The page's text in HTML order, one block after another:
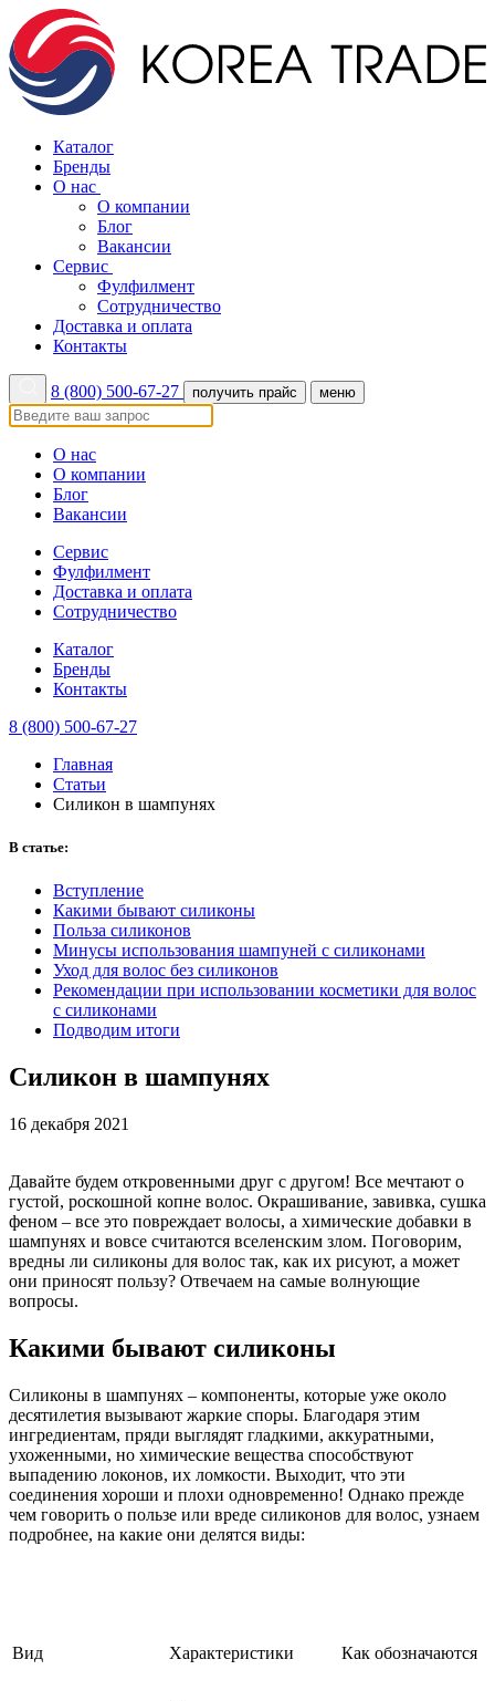
Каталог
Бренды
О нас
О компании
Блог
Вакансии
Сервис
Фулфилмент
Сотрудничество
Доставка и оплата
Контакты
8 (800) 500-67-27 получить прайс меню
О нас
О компании
Блог
Вакансии
Сервис
Фулфилмент
Доставка и оплата
Сотрудничество
Каталог
Бренды
Контакты
8 (800) 500-67-27
Главная
Статьи
Силикон в шампунях
В статье:
Вступление
Какими бывают силиконы
Польза силиконов
Минусы использования шампуней с силиконами
Уход для волос без силиконов
Рекомендации при использовании косметики для волос
с силиконами
Подводим итоги
Силикон в шампунях
16 декабря 2021
Давайте будем откровенными друг с другом! Все мечтают о
густой, роскошной копне волос. Окрашивание, завивка, сушка
феном – все это повреждает волосы, а химические добавки в
шампунях и вовсе считаются вселенским злом. Поговорим,
вредны ли силиконы для волос так, как их рисуют, а может
они приносят пользу? Отвечаем на самые волнующие
вопросы.
Какими бывают силиконы
Силиконы в шампунях – компоненты, которые уже около
десятилетия вызывают жаркие споры. Благодаря этим
ингредиентам, пряди выглядят гладкими, аккуратными,
ухоженными, но химические вещества способствуют
выпадению локонов, их ломкости. Выходит, что эти
соединения хороши и плохи одновременно! Однако прежде
чем говорить о пользе или вреде силиконов для волос, узнаем
подробнее, на какие они делятся виды:
Вид Характеристики Как обозначаются